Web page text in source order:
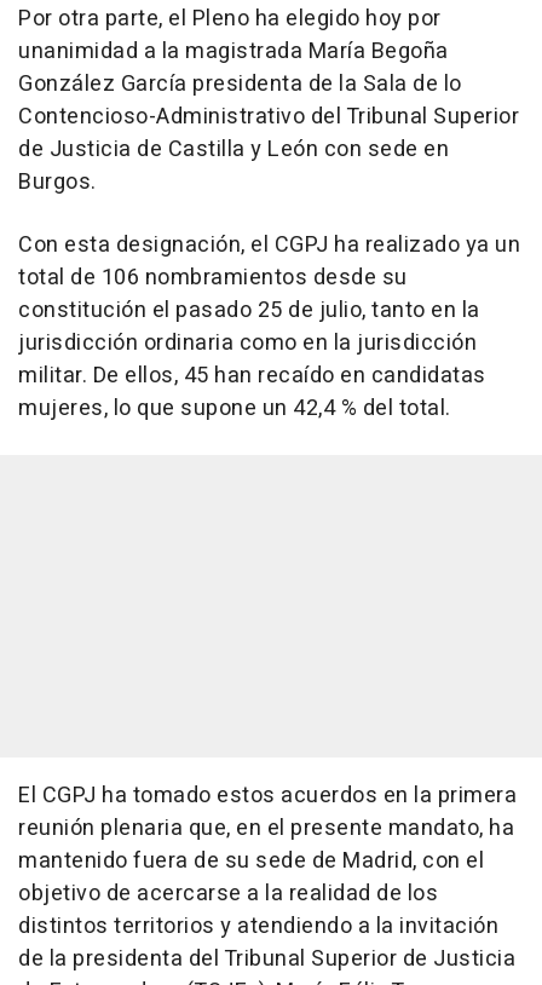
Por otra parte, el Pleno ha elegido hoy por
unanimidad a la magistrada María Begoña
González García presidenta de la Sala de lo
Contencioso-Administrativo del Tribunal Superior
de Justicia de Castilla y León con sede en
Burgos.
Con esta designación, el CGPJ ha realizado ya un
total de 106 nombramientos desde su
constitución el pasado 25 de julio, tanto en la
jurisdicción ordinaria como en la jurisdicción
militar. De ellos, 45 han recaído en candidatas
mujeres, lo que supone un 42,4 % del total.
El CGPJ ha tomado estos acuerdos en la primera
reunión plenaria que, en el presente mandato, ha
mantenido fuera de su sede de Madrid, con el
objetivo de acercarse a la realidad de los
distintos territorios y atendiendo a la invitación
de la presidenta del Tribunal Superior de Justicia